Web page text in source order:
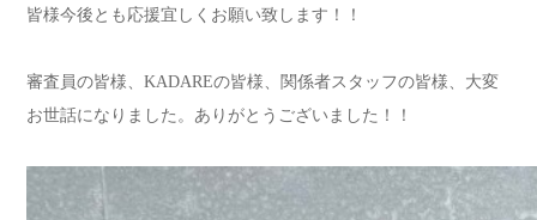
皆様今後とも応援宜しくお願い致します！！
審査員の皆様、 KADAREの皆様、関係者スタッフの皆様、大変
お世話になりました。ありがとうございました！！